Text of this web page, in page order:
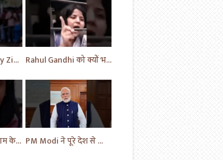
Sani Deol & Preity Zinta visits at Lucknow | Bollywood | Bollywood News | #bollywood #shorts #yt Rahul Gandhi को क्यों भड़क गई महिला | Congress Party | Samajwadi Party | #shorts #ytshorts #yt
अब चर्चा से भाग रहे राम के नाम पर सत्ता में | News | Sapa vs BJP | News Today | Breaking #shorts #yt PM Modi ने पूरे देश से किया आग्रह | Handloom Day | Breaking News | #shorts #yt #news #ytnews